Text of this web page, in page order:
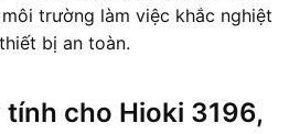
trường làm việc khắc nghiệt
bị an toàn.
tính cho Hioki 3196,